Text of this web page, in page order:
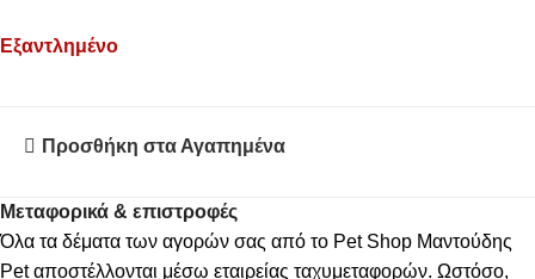
Εξαντλημένο
Προσθήκη στα Αγαπημένα
Μεταφορικά & επιστροφές
Όλα τα δέματα των αγορών σας από το Pet Shop Μαντούδης
Pet αποστέλλονται μέσω εταιρείας ταχυμεταφορών. Ωστόσο,